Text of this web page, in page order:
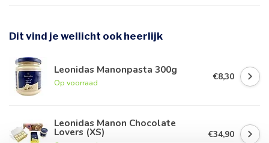
Dit vind je wellicht ook heerlijk
Leonidas Manonpasta 300g
Op voorraad
€8,30
Leonidas Manon Chocolate
Lovers (XS) €34,90